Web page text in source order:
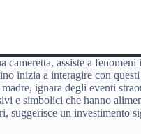
cameretta, assiste a
inizia a interagire con
ignara degli eventi
e simbolici che hanno
suggerisce un investimento